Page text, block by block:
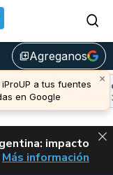
library_addAgreganos
×
a tus fuentes
en Google
Avalanche
u$s 6,53
impacto
CLARITY ACT EN
Más información